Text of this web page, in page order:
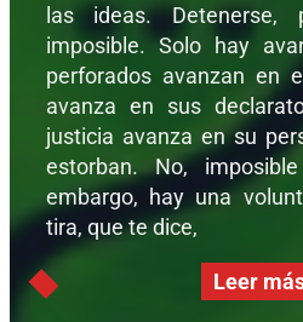
las ideas. Detenerse,
imposible. Solo hay
perforados avanzan en
avanza en sus
justicia avanza en su
estorban. No,
embargo, hay una
tira, que te dice,
Leer